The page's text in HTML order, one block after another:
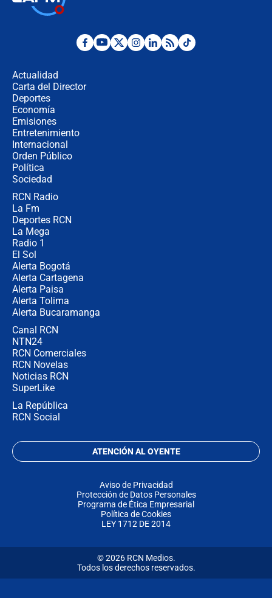
Desde dermatitis hasta infecciones:
Actualidad
Carta del Director
Deportes
Economía
Emisiones
Entretenimiento
Internacional
Orden Público
Política
Sociedad
RCN Radio
La Fm
Deportes RCN
La Mega
Radio 1
El Sol
Alerta Bogotá
Alerta Cartagena
Alerta Paisa
Alerta Tolima
Alerta Bucaramanga
Canal RCN
NTN24
RCN Comerciales
RCN Novelas
Noticias RCN
SuperLike
La República
RCN Social
ATENCIÓN AL OYENTE
Aviso de Privacidad
Protección de Datos Personales
Programa de Ética Empresarial
Política de Cookies
LEY 1712 DE 2014
© 2026 RCN Medios.
Todos los derechos reservados.